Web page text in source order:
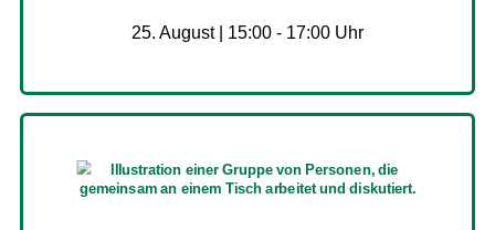
25. August | 15:00 - 17:00